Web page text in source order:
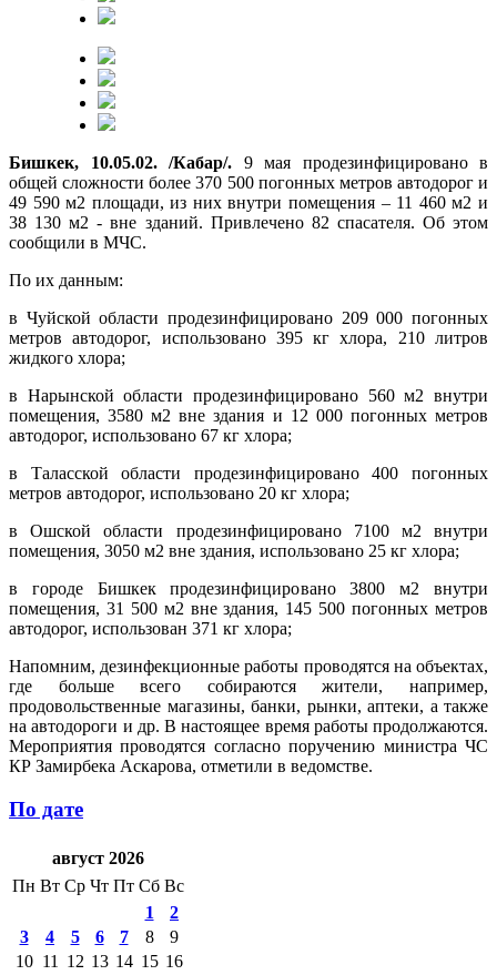
Бишкек, 10.05.02. /Кабар/. 9 мая продезинфицировано в
общей сложности более 370 500 погонных метров автодорог и
49 590 м2 площади, из них внутри помещения – 11 460 м2 и
38 130 м2 - вне зданий. Привлечено 82 спасателя. Об этом
сообщили в МЧС.
По их данным:
в Чуйской области продезинфицировано 209 000 погонных
метров автодорог, использовано 395 кг хлора, 210 литров
жидкого хлора;
в Нарынской области продезинфицировано 560 м2 внутри
помещения, 3580 м2 вне здания и 12 000 погонных метров
автодорог, использовано 67 кг хлора;
в Таласской области продезинфицировано 400 погонных
метров автодорог, использовано 20 кг хлора;
в Ошской области продезинфицировано 7100 м2 внутри
помещения, 3050 м2 вне здания, использовано 25 кг хлора;
в городе Бишкек продезинфицировано 3800 м2 внутри
помещения, 31 500 м2 вне здания, 145 500 погонных метров
автодорог, использован 371 кг хлора;
Напомним, дезинфекционные работы проводятся на объектах,
где больше всего собираются жители, например,
продовольственные магазины, банки, рынки, аптеки, а также
на автодороги и др. В настоящее время работы продолжаются.
Мероприятия проводятся согласно поручению министра ЧС
КР Замирбека Аскарова, отметили в ведомстве.
По дате
август 2026
Пн Вт Ср Чт Пт Сб Вс
1
2
3
4 5 6 7 8
9
10 11 12 13 14 15 16